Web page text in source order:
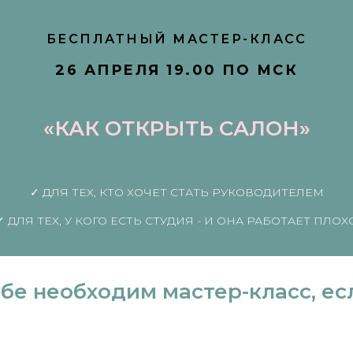
БЕСПЛАТНЫЙ МАСТЕР-КЛАСС
26 АПРЕЛЯ 19.00 ПО МСК
«КАК ОТКРЫТЬ САЛОН»
✓ ДЛЯ ТЕХ, КТО ХОЧЕТ СТАТЬ РУКОВОДИТЕЛЕМ
ДЛЯ ТЕХ, У КОГО ЕСТЬ СТУДИЯ - И ОНА РАБОТАЕТ
необходим мастер-класс,